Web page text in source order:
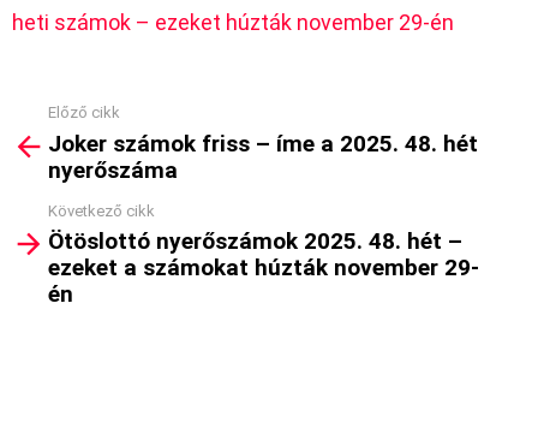
heti számok – ezeket húzták november 29-én
more
Előző cikk
Joker számok friss – íme a 2025. 48. hét
nyerőszáma
Következő cikk
Ötöslottó nyerőszámok 2025. 48. hét –
ezeket a számokat húzták november 29-
én